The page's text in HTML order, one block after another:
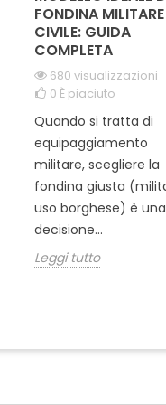
FONDINA MILITARE
CIVILE: GUIDA
COMPLETA
680 visualizzazioni
0 È piaciuto
Quando si tratta di
equipaggiamento
militare, scegliere la
fondina giusta
uso borghese) è una
decisione...
Leggi tutto